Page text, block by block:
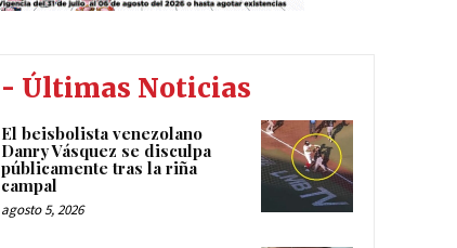
- Últimas Noticias
El beisbolista venezolano
Danry Vásquez se disculpa
públicamente tras la riña
campal
agosto 5, 2026